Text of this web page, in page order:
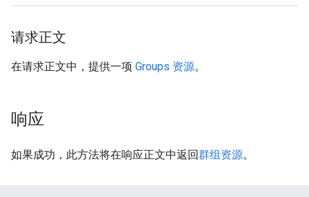
请求正文
在请求正文中，提供一项 Groups 资源。
响应
如果成功，此方法将在响应正文中返回群组资源。